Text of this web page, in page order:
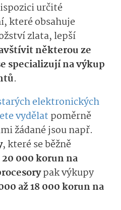
určité
které obsahuje
zlata, lepší
některou ze
specializují na výkup
.
elektronických
vydělat poměrně
žádané jsou např.
, které se běžně
20 000 korun na
pak výkupy
až 18 000 korun na